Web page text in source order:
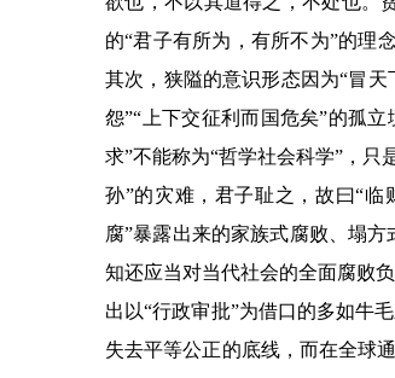
的“君子有所为，有所不为”的理
其次，狭隘的意识形态因为“冒天
怨”“ 上下交征利而国危矣”的孤立
求”不能称为“哲学社会科学” ，只
孙”的灾难，君子耻之，故曰“临
腐”暴露出来的家族式腐败、塌
知还应当对当代社会的全面腐败
出以“行政审批”为借口的多如牛毛
失去平等公正的底线，而在全球